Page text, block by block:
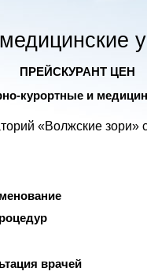
ПРЕЙСКУРАНТ ЦЕН
курортные и
«Волжские зори» с
врачей